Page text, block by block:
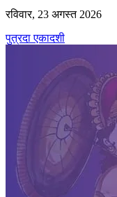
रविवार, 23 अगस्त 2026
पुत्रदा एकादशी